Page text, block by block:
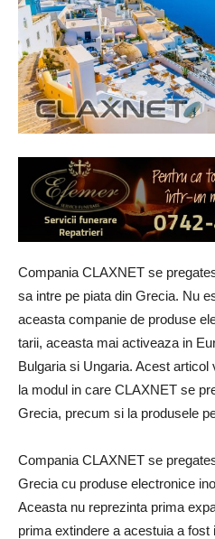
Compania CLAXNET se
sa intre pe piata din Grecia. Nu
aceasta companie de produse
tarii, aceasta mai activeaza in
Bulgaria si Ungaria. Acest
la modul in care CLAXNET se
Grecia, precum si la produsele
Compania CLAXNET se
Grecia cu produse electronice
Aceasta nu reprezinta prima
prima extindere a acestuia a